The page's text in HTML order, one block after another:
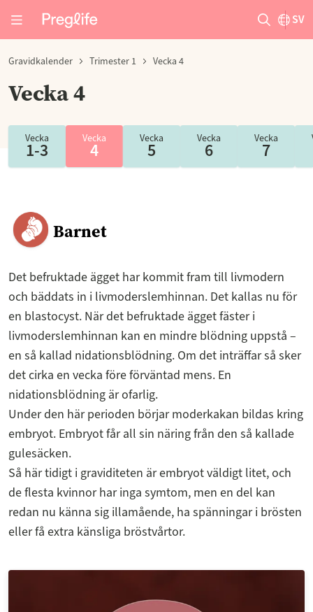
SV
Gravidkalender Trimester 1 Vecka 4
Vecka 4
Vecka
1-3
Vecka
4
Vecka
5
Vecka
6
Vecka
7
Barnet
Det befruktade ägget har kommit fram till livmodern
och bäddats in i livmoderslemhinnan. Det kallas nu för
en blastocyst. När det befruktade ägget fäster i
livmoderslemhinnan kan en mindre blödning uppstå –
en så kallad nidationsblödning. Om det inträffar så sker
det cirka en vecka före förväntad mens. En
nidationsblödning är ofarlig.
Under den här perioden börjar moderkakan bildas kring
embryot. Embryot får all sin näring från den så kallade
gulesäcken.
Så här tidigt i graviditeten är embryot väldigt litet, och
de flesta kvinnor har inga symtom, men en del kan
redan nu känna sig illamående, ha spänningar i brösten
eller få extra känsliga bröstvårtor.